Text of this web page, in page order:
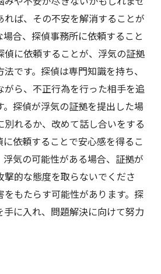
れば、その不安を解消することが
合、探偵事務所に依頼すること
偵に依頼することが、浮気の証拠
です。探偵は専門知識を持ち、
がら、不正行為を行った相手を追
探偵が浮気の証拠を提出した場
れるか、改めて話し合いをする
に依頼することで安心感を得るこ
浮気の可能性がある場合、証拠が
的な態度を取らないでくださ
をもたらす可能性があります。探
に入れ、問題解決に向けて努力